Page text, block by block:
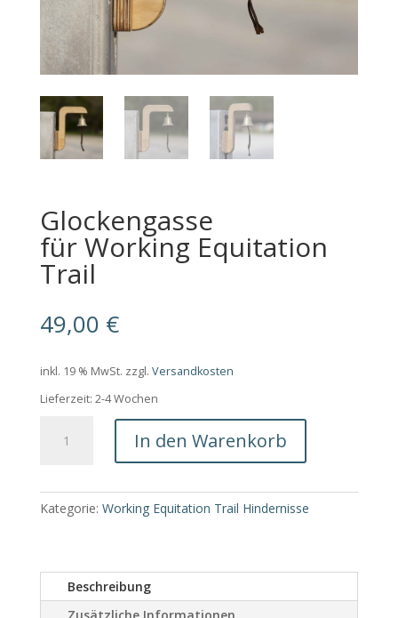
Glockengasse
für Working Equitation
Trail
49,00 €
inkl. 19 % MwSt. zzgl. Versandkosten
Lieferzeit: 2-4 Wochen
Glockengasse
Trail
In den Warenkorb
Kategorie: Working Equitation Trail Hindernisse
Beschreibung